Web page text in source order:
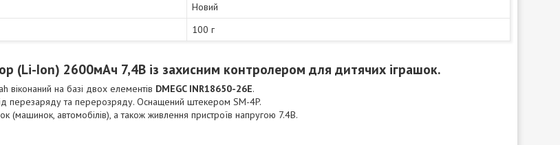
Новий
100 г
(Li-Ion) 2600мАч 7,4В із захисним контролером для дитячих іграшок.
віконаний на базі двох елементів DMEGC INR18650-26E.
перезаряду та перерозряду. Оснащений штекером SM-4P.
(машинок, автомобілів), а також живлення пристроїв напругою 7.4В.